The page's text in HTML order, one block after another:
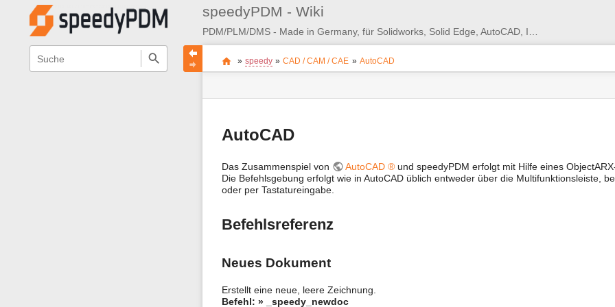
speedyPDM - Wiki
Wikiübergreifende
Schnellsuche
Seitenstatus
Standortanzeiger
Sie
befinden
» speedy » CAD / CAM / CAE » AutoCAD
Seiten-
AutoCAD
Das Zusammenspiel von AutoCAD ® und speedyPDM erfolgt mit Hilfe eines
Die Befehlsgebung erfolgt wie in AutoCAD üblich entweder über die Multifunktionsleiste,
oder per Tastatureingabe.
Befehlsreferenz
Neues Dokument
Erstellt eine neue, leere Zeichnung.
Befehl: » _speedy_newdoc